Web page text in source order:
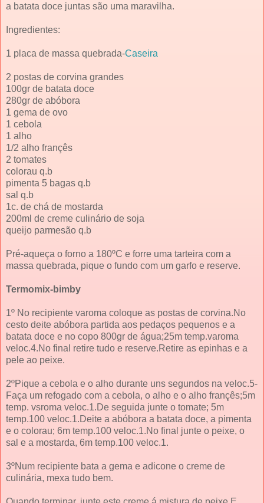
a batata doce juntas são uma maravilha.
Ingredientes:
1 placa de massa quebrada-Caseira
2 postas de corvina grandes
100gr de batata doce
280gr de abóbora
1 gema de ovo
1 cebola
1 alho
1/2 alho françês
2 tomates
colorau q.b
pimenta 5 bagas q.b
sal q.b
1c. de chá de mostarda
200ml de creme culinário de soja
queijo parmesão q.b
Pré-aqueça o forno a 180ºC e forre uma tarteira com a
massa quebrada, pique o fundo com um garfo e reserve.
Termomix-bimby
1º No recipiente varoma coloque as postas de corvina.No
cesto deite abóbora partida aos pedaços pequenos e a
batata doce e no copo 800gr de água;25m temp.varoma
veloc.4.No final retire tudo e reserve.Retire as epinhas e a
pele ao peixe.
2ºPique a cebola e o alho durante uns segundos na veloc.5-
Faça um refogado com a cebola, o alho e o alho françês;5m
temp. vsroma veloc.1.De seguida junte o tomate; 5m
temp.100 veloc.1.Deite a abóbora a batata doce, a pimenta
e o colorau; 6m temp.100 veloc.1.No final junte o peixe, o
sal e a mostarda, 6m temp.100 veloc.1.
3ºNum recipiente bata a gema e adicone o creme de
culinária, mexa tudo bem.